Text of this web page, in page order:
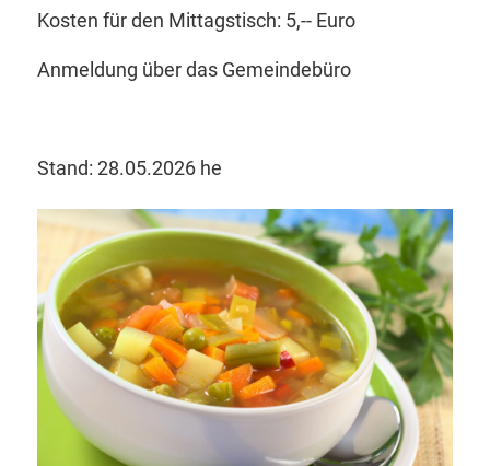
Kosten für den Mittagstisch: 5,-- Euro
Anmeldung über das Gemeindebüro
Stand: 28.05.2026 he